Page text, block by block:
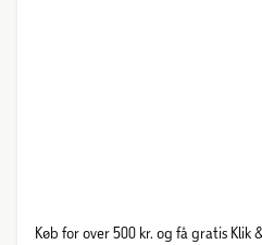
Køb for over 500 kr. og få gratis Klik